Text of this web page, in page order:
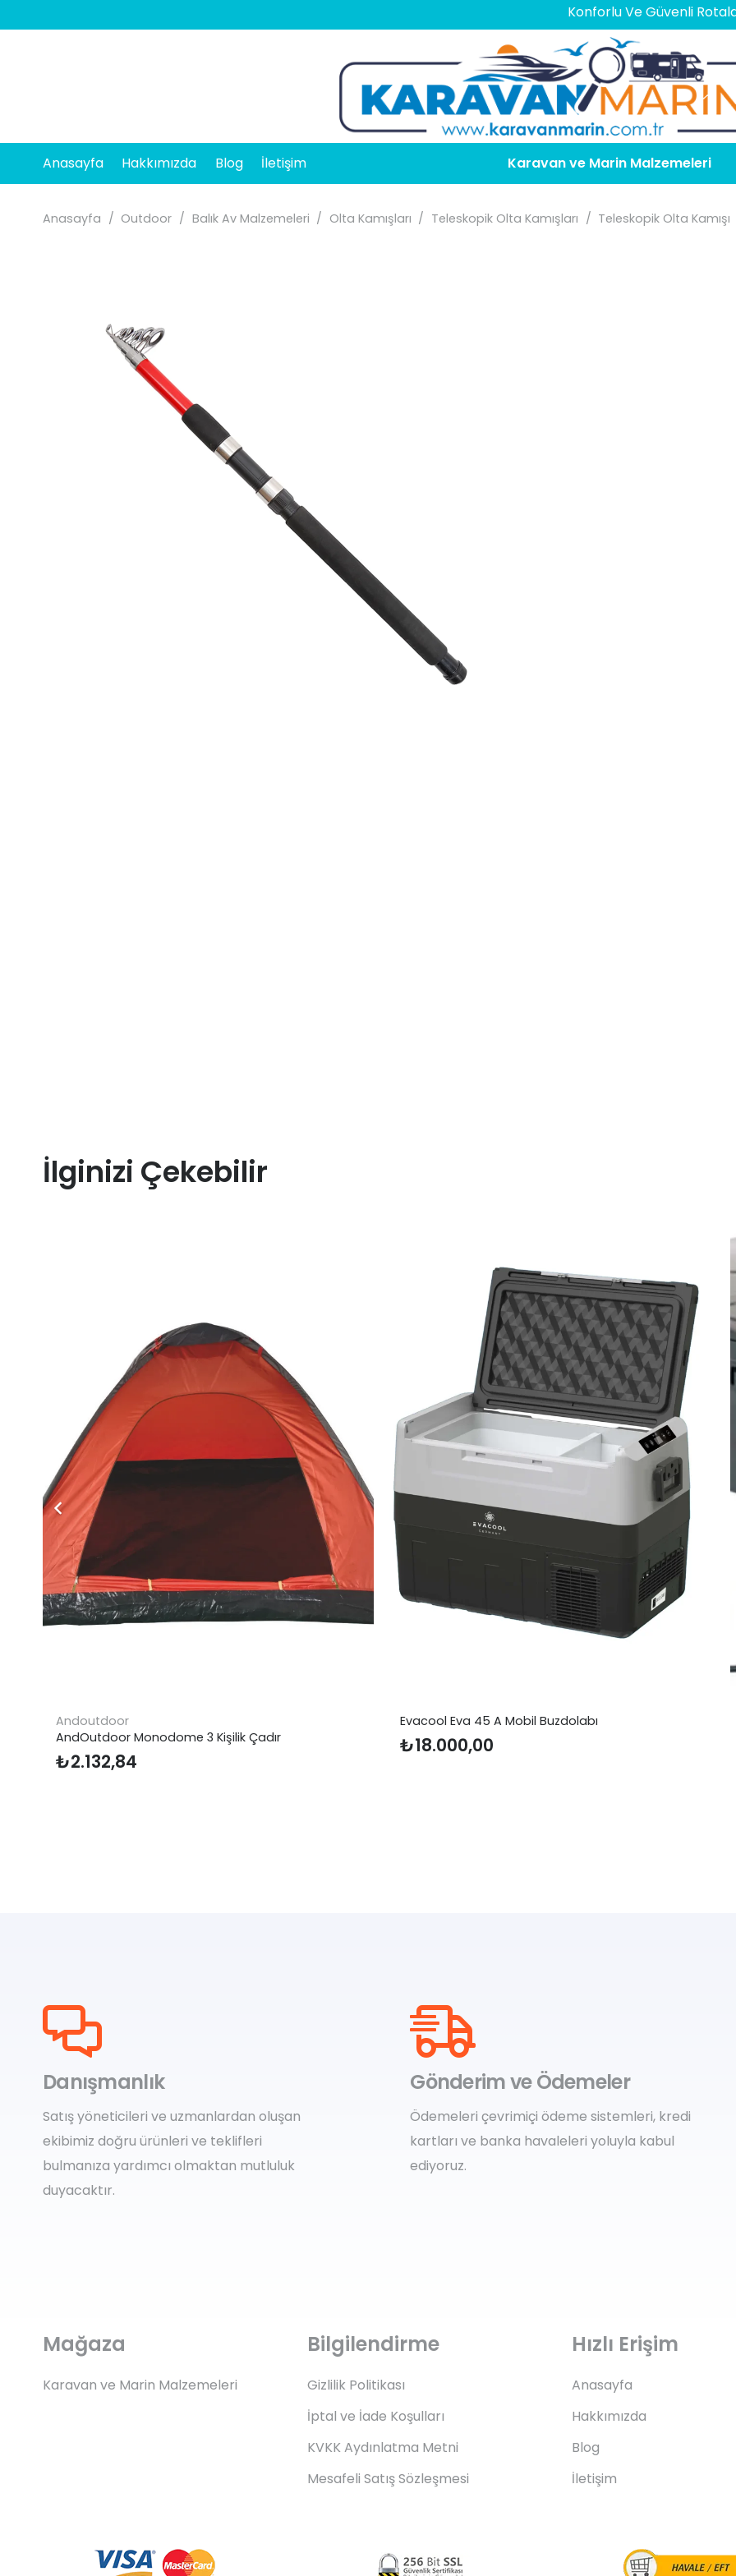
Konforlu Ve Güvenli Rotalar İçin
Anasayfa Hakkımızda Blog İletişim Karavan ve Marin Malzemeleri
Anasayfa / Outdoor / Balık Av Malzemeleri / Olta Kamışları / Teleskopik Olta Kamışları / Teleskopik Olta Kamışı
İlginizi Çekebilir
Monodome 3 Kişilik Çadır
Evacool Eva 45 A Mobil Buzdolabı
FreeCamp
Danışmanlık
Satış yöneticileri ve uzmanlardan oluşan
ekibimiz doğru ürünleri ve teklifleri
bulmanıza yardımcı olmaktan mutluluk
duyacaktır.
Gönderim ve Ödemeler
Ödemeleri çevrimiçi ödeme sistemleri, kredi
kartları ve banka havaleleri yoluyla kabul
ediyoruz.
Mağaza
Karavan ve Marin Malzemeleri
Bilgilendirme
Gizlilik Politikası
İptal ve İade Koşulları
KVKK Aydınlatma Metni
Mesafeli Satış Sözleşmesi
Hızlı Erişim
Anasayfa
Hakkımızda
Blog
İletişim